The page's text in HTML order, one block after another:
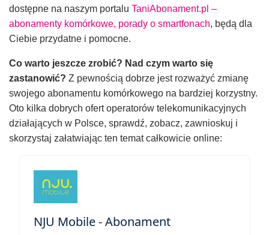
dostępne na naszym portalu TaniAbonament.pl –
abonamenty komórkowe, porady o smartfonach, będą dla
Ciebie przydatne i pomocne.
Co warto jeszcze zrobić? Nad czym warto się
zastanowić? Z pewnością dobrze jest rozważyć zmianę
swojego abonamentu komórkowego na bardziej korzystny.
Oto kilka dobrych ofert operatorów telekomunikacyjnych
działających w Polsce, sprawdź, zobacz, zawnioskuj i
skorzystaj załatwiając ten temat całkowicie online:
NJU Mobile - Abonament